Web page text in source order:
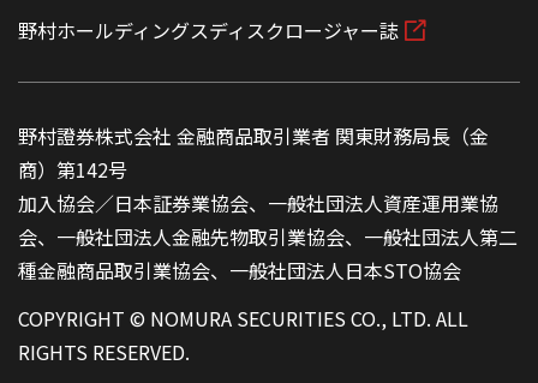
野村ホールディングスディスクロージャー誌
野村證券株式会社 金融商品取引業者 関東財務局長（金
商）第142号
加入協会／日本証券業協会、一般社団法人資産運用業協
会、一般社団法人金融先物取引業協会、一般社団法人第二
種金融商品取引業協会、一般社団法人日本STO協会
COPYRIGHT © NOMURA SECURITIES CO., LTD. ALL
RIGHTS RESERVED.